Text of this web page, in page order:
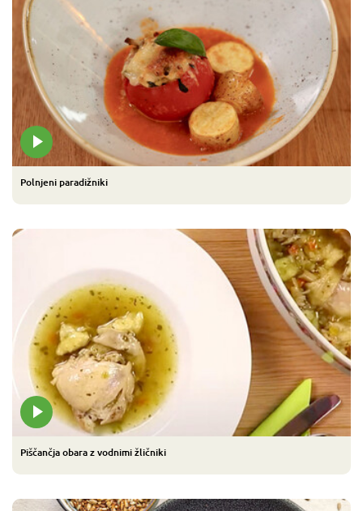
Polnjeni paradižniki
Piščančja obara z vodnimi žličniki